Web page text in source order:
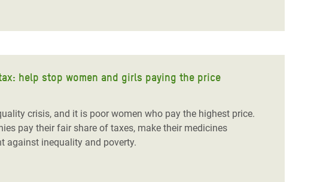
help stop women and girls paying the price
crisis, and it is poor women who pay the highest price.
pay their fair share of taxes, make their medicines
against inequality and poverty.